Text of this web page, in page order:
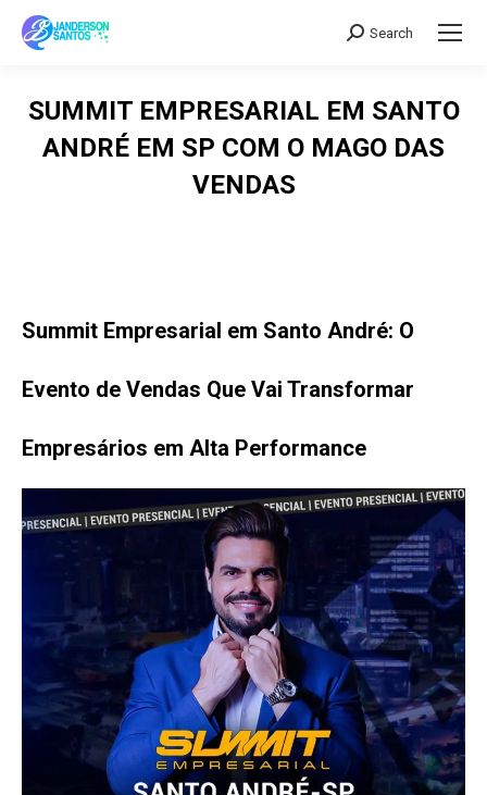
Search:
Search
SUMMIT EMPRESARIAL EM SANTO
ANDRÉ EM SP COM O MAGO DAS
VENDAS
Summit Empresarial em Santo André: O
Evento de Vendas Que Vai Transformar
Empresários em Alta Performance